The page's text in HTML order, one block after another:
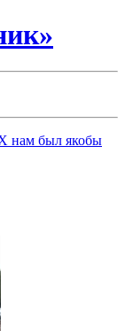
нам был якобы